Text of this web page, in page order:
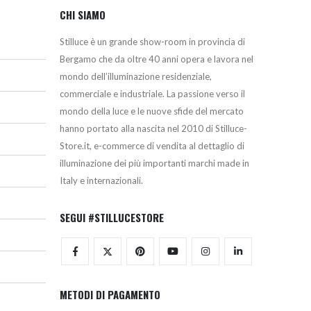
CHI SIAMO
Stilluce è un grande show-room in provincia di
Bergamo che da oltre 40 anni opera e lavora nel
mondo dell’illuminazione residenziale,
commerciale e industriale. La passione verso il
mondo della luce e le nuove sfide del mercato
hanno portato alla nascita nel 2010 di Stilluce-
Store.it, e-commerce di vendita al dettaglio di
illuminazione dei più importanti marchi made in
Italy e internazionali.
SEGUI #STILLUCESTORE
METODI DI PAGAMENTO